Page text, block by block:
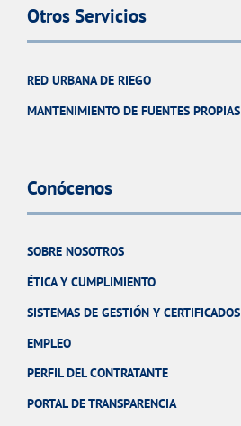
Otros Servicios
RED URBANA DE RIEGO
MANTENIMIENTO DE FUENTES PROPIAS
Conócenos
SOBRE NOSOTROS
ÉTICA Y CUMPLIMIENTO
SISTEMAS DE GESTIÓN Y CERTIFICADOS
EMPLEO
PERFIL DEL CONTRATANTE
PORTAL DE TRANSPARENCIA